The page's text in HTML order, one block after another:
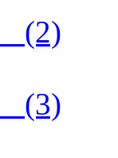
(2)
(3)